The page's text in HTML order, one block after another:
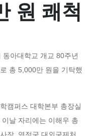
원 쾌척
아대학교 개교 80주년
총 5,000만 원을 기탁했
캠퍼스 대학본부 총장실
날 자리에는 이해우 총